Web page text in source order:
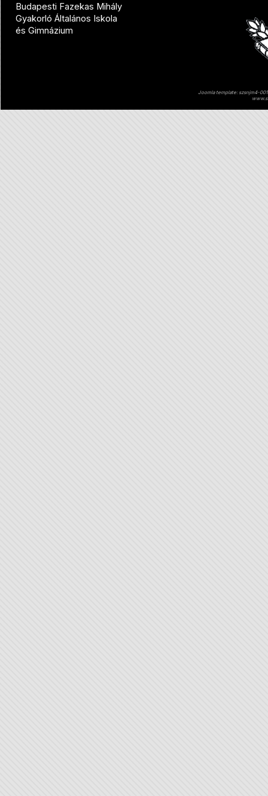
Budapesti Fazekas Mihály
Gyakorló Általános Iskola
és Gimnázium
Joomla template: szsnjm4-